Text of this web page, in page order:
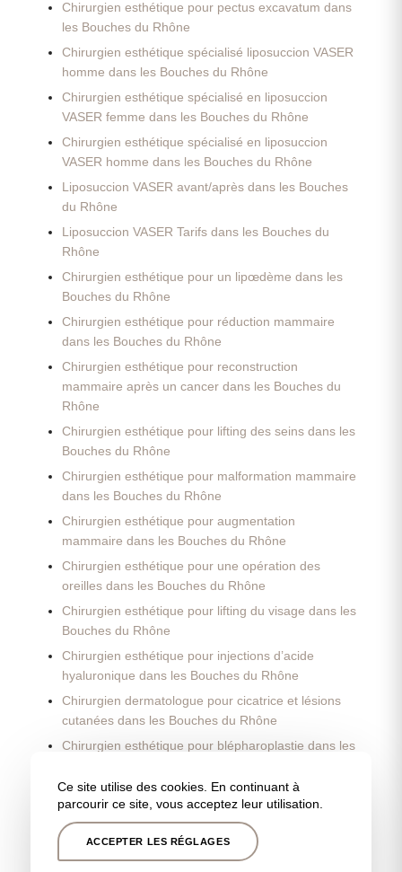
Chirurgien esthétique pour pectus excavatum dans
les Bouches du Rhône
Chirurgien esthétique spécialisé liposuccion VASER
homme dans les Bouches du Rhône
Chirurgien esthétique spécialisé en liposuccion
VASER femme dans les Bouches du Rhône
Chirurgien esthétique spécialisé en liposuccion
VASER homme dans les Bouches du Rhône
Liposuccion VASER avant/après dans les Bouches
du Rhône
Liposuccion VASER Tarifs dans les Bouches du
Rhône
Chirurgien esthétique pour un lipœdème dans les
Bouches du Rhône
Chirurgien esthétique pour réduction mammaire
dans les Bouches du Rhône
Chirurgien esthétique pour reconstruction
mammaire après un cancer dans les Bouches du
Rhône
Chirurgien esthétique pour lifting des seins dans les
Bouches du Rhône
Chirurgien esthétique pour malformation mammaire
dans les Bouches du Rhône
Chirurgien esthétique pour augmentation
mammaire dans les Bouches du Rhône
Chirurgien esthétique pour une opération des
oreilles dans les Bouches du Rhône
Chirurgien esthétique pour lifting du visage dans les
Bouches du Rhône
Chirurgien esthétique pour injections d’acide
hyaluronique dans les Bouches du Rhône
Chirurgien dermatologue pour cicatrice et lésions
cutanées dans les Bouches du Rhône
Chirurgien esthétique pour blépharoplastie dans les
Chirurgien esthétique pour opération des paupières
dans les Bouches du Rhône
Ce site utilise des cookies. En continuant à
parcourir ce site, vous acceptez leur utilisation.
ACCEPTER LES RÉGLAGES